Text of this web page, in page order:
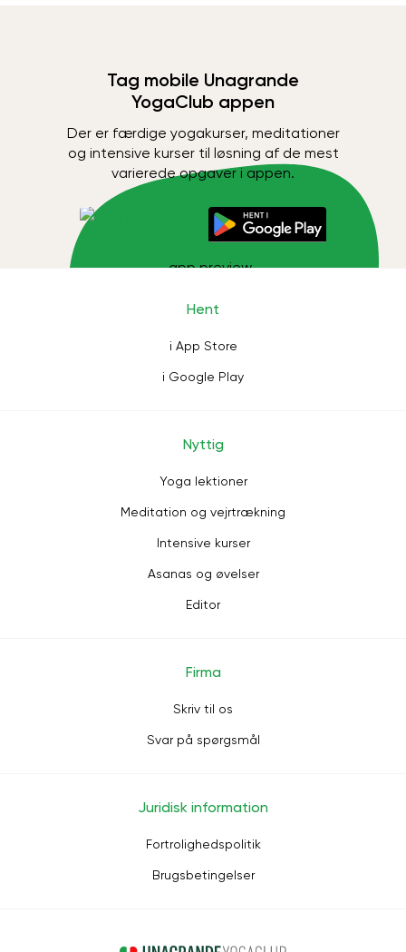
Tag mobile Unagrande
YogaClub appen
Der er færdige yogakurser, meditationer
og intensive kurser til løsning af de mest
varierede opgaver i appen.
Hent
i App Store
i Google Play
Nyttig
Yoga lektioner
Meditation og vejrtrækning
Intensive kurser
Asanas og øvelser
Editor
Firma
Skriv til os
Svar på spørgsmål
Juridisk information
Fortrolighedspolitik
Brugsbetingelser